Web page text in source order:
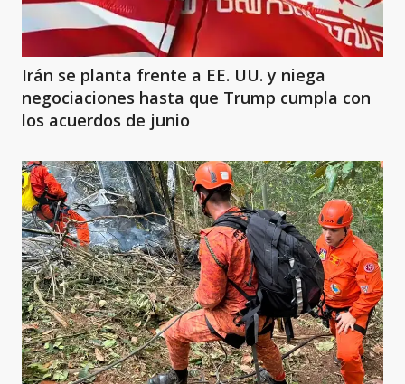
Irán se planta frente a EE. UU. y niega
negociaciones hasta que Trump cumpla con
los acuerdos de junio